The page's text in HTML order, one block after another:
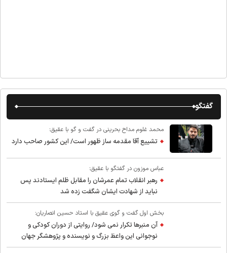
گفتگو
محمد غلوم مداح بحرینی در گفت و گو با عقیق:
تشییع آقا مقدمه ساز ظهور است/ این کشور صاحب دارد
عباس موزون در گفتگو با عقیق:
رهبر انقلاب تمام عمرشان را مقابل ظلم ایستادند پس
نباید از شهادت ایشان شگفت زده شد
بخش اول گفت و گوی عقیق با استاد حسین انصاریان:
آن منبرها تکرار نمی شود/ روایتی از دوران کودکی و
نوجوانی این واعظ بزرگ و نویسنده و پژوهشگر جهان
اسلام